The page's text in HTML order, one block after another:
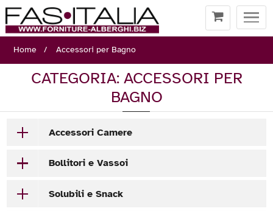
Home
Accessori per Bagno
CATEGORIA: ACCESSORI PER
BAGNO
Accessori Camere
Bollitori e Vassoi
Solubili e Snack